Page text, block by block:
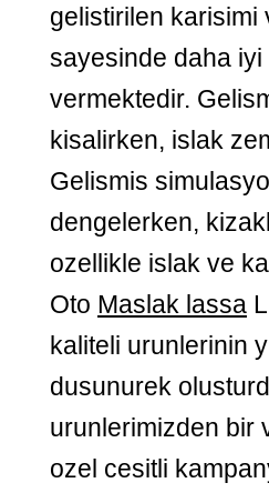
gelistirilen karisimi
sayesinde daha
vermektedir.
kisalirken, islak
Gelismis
dengelerken,
ozellikle islak ve
Oto Maslak lassa
kaliteli urunlerinin
dusunurek
urunlerimizden bir
ozel cesitli